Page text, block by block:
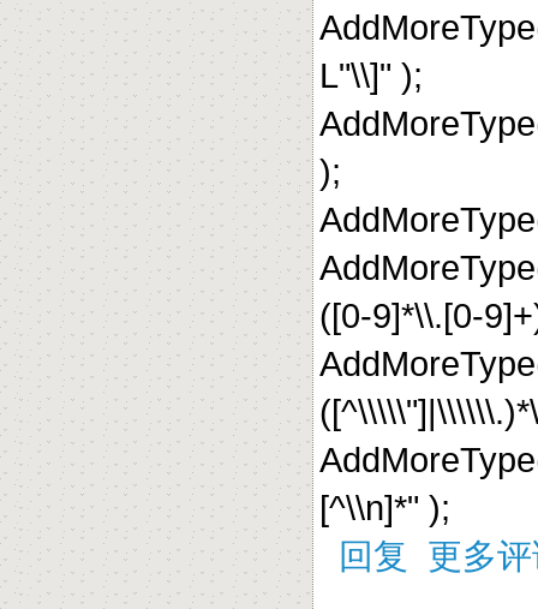
L"\\]" );
);
([0-9]*\\.[0-
[^\\n]*" );
回复
更多